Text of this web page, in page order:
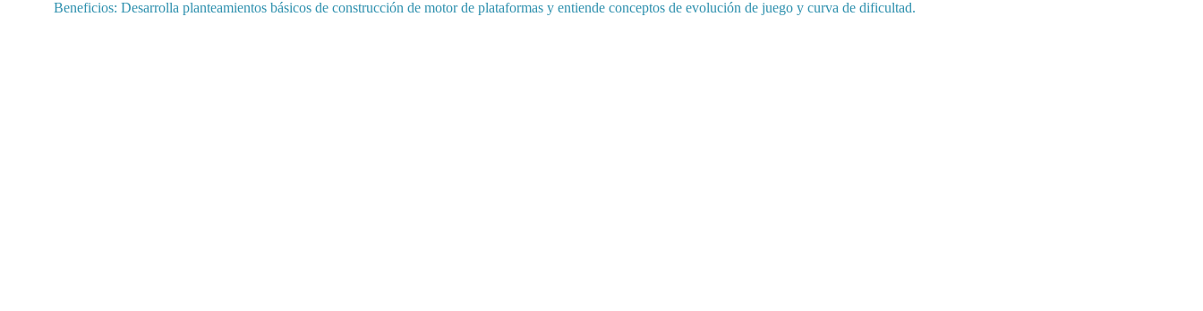
Beneficios: Desarrolla planteamientos básicos de construcción de motor de plataformas y entiende conceptos de evolución de juego y curva de dificultad.